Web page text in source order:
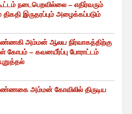
நடைபெறவில்லை – எதிர்வரும்
இருதரப்பும் அழைக்கப்படும்
கண்ணகி அம்மன் ஆலய நிர்வாகத்திற்கு
கோபம் – கவனயீர்ப்பு போராட்டம்
கண்ணகை அம்மன் கோவிலில் திருடிய